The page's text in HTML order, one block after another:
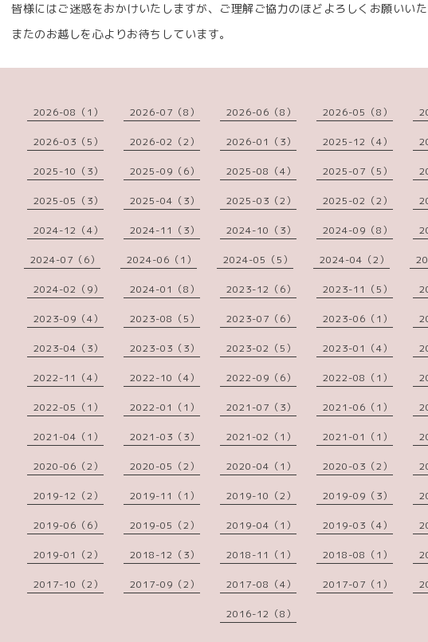
皆様にはご迷惑をおかけいたしますが、ご理解ご協力のほどよろしくお願いいた
またのお越しを心よりお待ちしています。
2026-08（1） 2026-07（8） 2026-06（8） 2026-05（8）
2026-03（5） 2026-02（2） 2026-01（3） 2025-12（4）
2025-10（3） 2025-09（6） 2025-08（4） 2025-07（5）
2025-05（3） 2025-04（3） 2025-03（2） 2025-02（2）
2024-12（4） 2024-11（3） 2024-10（3） 2024-09（8）
2024-07（6） 2024-06（1） 2024-05（5） 2024-04（2）
2024-02（9） 2024-01（8） 2023-12（6） 2023-11（5）
2023-09（4） 2023-08（5） 2023-07（6） 2023-06（1）
2023-04（3） 2023-03（3） 2023-02（5） 2023-01（4）
2022-11（4） 2022-10（4） 2022-09（6） 2022-08（1）
2022-05（1） 2022-01（1） 2021-07（3） 2021-06（1）
2021-04（1） 2021-03（3） 2021-02（1） 2021-01（1）
2020-06（2） 2020-05（2） 2020-04（1） 2020-03（2）
2019-12（2） 2019-11（1） 2019-10（2） 2019-09（3）
2019-06（6） 2019-05（2） 2019-04（1） 2019-03（4）
2019-01（2） 2018-12（3） 2018-11（1） 2018-08（1）
2017-10（2） 2017-09（2） 2017-08（4） 2017-07（1）
2016-12（8）